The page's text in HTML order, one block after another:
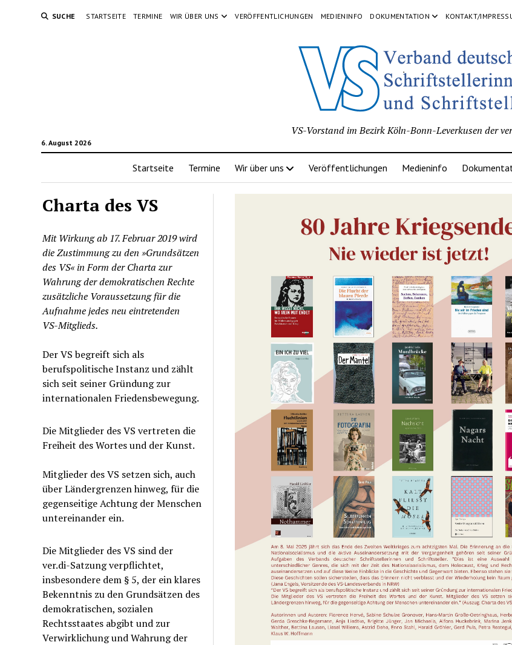
SUCHE STARTSEITE TERMINE WIR ÜBER UNS VERÖFFENTLICHUNGEN MEDIENINFO DOKUMENTATION KONTAKT/
6. August 2026
VS-Vorstand im Bezirk Köln-Bonn-Leverkusen der
Startseite Termine Wir über uns Veröffentlichungen Medieninfo
Charta des VS
Mit Wirkung ab 17. Februar 2019 wird
die Zustimmung zu den »Grundsätzen
des VS« in Form der Charta zur
Wahrung der demokratischen Rechte
zusätzliche Voraussetzung für die
Aufnahme jedes neu eintretenden
VS-Mitglieds.
Der VS begreift sich als
berufspolitische Instanz und zählt
sich seit seiner Gründung zur
internationalen Friedensbewegung.
Die Mitglieder des VS vertreten die
Freiheit des Wortes und der Kunst.
Mitglieder des VS setzen sich, auch
über Ländergrenzen hinweg, für die
gegenseitige Achtung der Menschen
untereinander ein.
Die Mitglieder des VS sind der
ver.di-Satzung verpflichtet,
insbesondere dem § 5, der ein klares
Bekenntnis zu den Grundsätzen des
demokratischen, sozialen
Rechtsstaates abgibt und zur
Verwirklichung und Wahrung der